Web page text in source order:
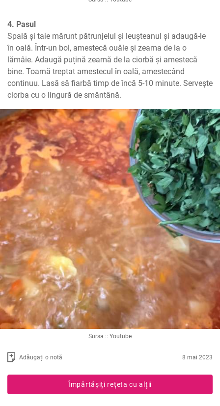
4. Pasul
Spală și taie mărunt pătrunjelul și leușteanul și adaugă-le
în oală. Într-un bol, amestecă ouăle și zeama de la o
lămâie. Adaugă puțină zeamă de la ciorbă și amestecă
bine. Toarnă treptat amestecul în oală, amestecând
continuu. Lasă să fiarbă timp de încă 5-10 minute. Servește
ciorba cu o lingură de smântână.
Sursa :: Youtube
Adăugați o notă 8 mai 2023
Împărtășiți rețeta cu alții